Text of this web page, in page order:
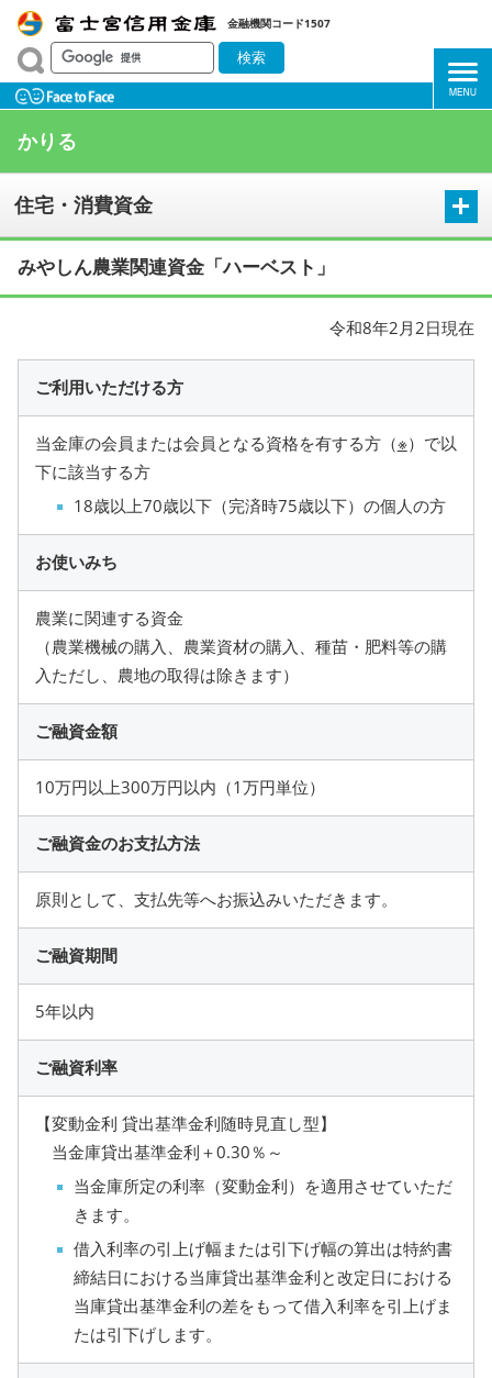
金融機関コード1507
かりる
住宅・消費資金
みやしん農業関連資金「ハーベスト」
令和8年2月2日現在
ご利用いただける方
当金庫の会員または会員となる資格を有する方（※）で以
下に該当する方
18歳以上70歳以下（完済時75歳以下）の個人の方
お使いみち
農業に関連する資金
（農業機械の購入、農業資材の購入、種苗・肥料等の購
入ただし、農地の取得は除きます）
ご融資金額
10万円以上300万円以内（1万円単位）
ご融資金のお支払方法
原則として、支払先等へお振込みいただきます。
ご融資期間
5年以内
ご融資利率
【変動金利 貸出基準金利随時見直し型】
当金庫貸出基準金利＋0.30％～
当金庫所定の利率（変動金利）を適用させていただ
きます。
借入利率の引上げ幅または引下げ幅の算出は特約書
締結日における当庫貸出基準金利と改定日における
当庫貸出基準金利の差をもって借入利率を引上げま
たは引下げします。